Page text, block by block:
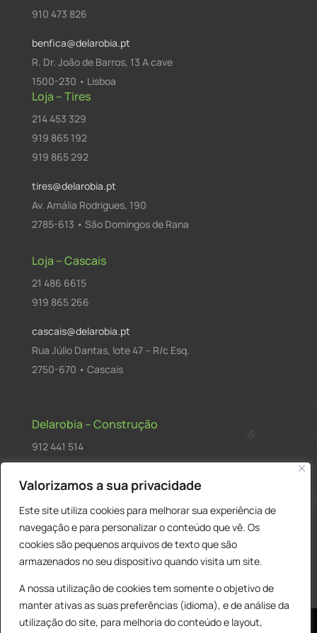
Valorizamos a sua privacidade
Este site utiliza cookies para melhorar sua experiência de
navegação e para personalizar o conteúdo que vê. Os
cookies são pequenos arquivos de texto que são
armazenados no seu dispositivo quando visita um site.
A nossa utilização de cookies tem somente o objetivo de
manter ativas as suas preferências (idioma), e de análise da
utilização do site, para melhoria do conteúdo e layout,
910 473 826
benfica@delarobia.pt
R. Dr. João de Barros, 13 A cave
1500-230 • Lisboa
Loja – Tires
214 453 329
919 865 192
919 865 292
tires@delarobia.pt
Av. Amália Rodrigues, 190
2785-613 • São Domingos de Rana
Loja – Cascais
21 486 6615
919 865 266
cascais@delarobia.pt
Rua Júlio Dantas, lote 47 – R/c Esq.
2750-670 • Cascais
Delarobia – Construção
912 441 514
R. António Andrade, 1171
2820-287 • Charneca de Caparica
Products
search PESQUISAR